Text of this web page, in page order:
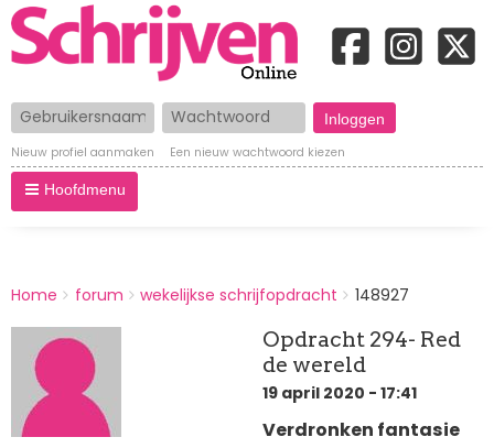
Gebruikersnaam Wachtwoord
Nieuw profiel aanmaken Een nieuw wachtwoord kiezen
Hoofdmenu
BREADCRUMBS
You
here:
Home forum wekelijkse schrijfopdracht 148927
Opdracht 294- Red
de wereld
19 april 2020 - 17:41
Verdronken fantasie